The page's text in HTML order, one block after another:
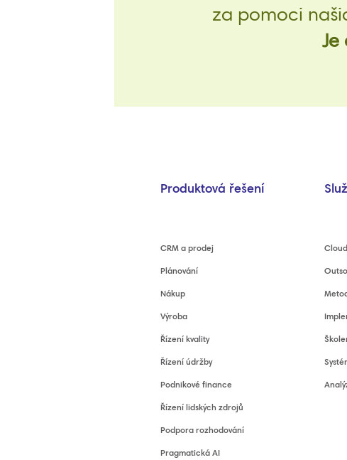
za pomoci
Je
Produktová řešení
CRM a prodej
Plánování
Nákup
Výroba
Řízení kvality
Řízení údržby
Podnikové finance
Řízení lidských zdrojů
Podpora rozhodování
Pragmatická AI
Cloud